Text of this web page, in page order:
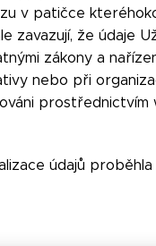
v patičce
zavazují, že údaje
zákony a
nebo při
prostřednictvím
údajů proběhla